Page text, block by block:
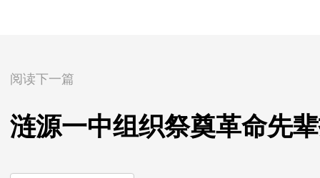
阅读下一篇
涟源一中组织祭奠革命先